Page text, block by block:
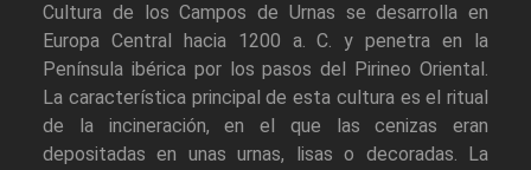
Cultura de los Campos de Urnas se desarrolla en
Europa Central hacia 1200 a. C. y penetra en la
Península ibérica por los pasos del Pirineo Oriental.
La característica principal de esta cultura es el ritual
de la incineración, en el que las cenizas eran
depositadas en unas urnas, lisas o decoradas. La